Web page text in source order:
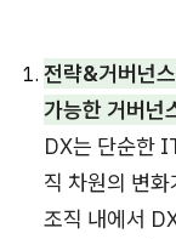
전략&거버넌
가능한 거버넌
DX는 단순한
직 차원의 변
조직 내에서